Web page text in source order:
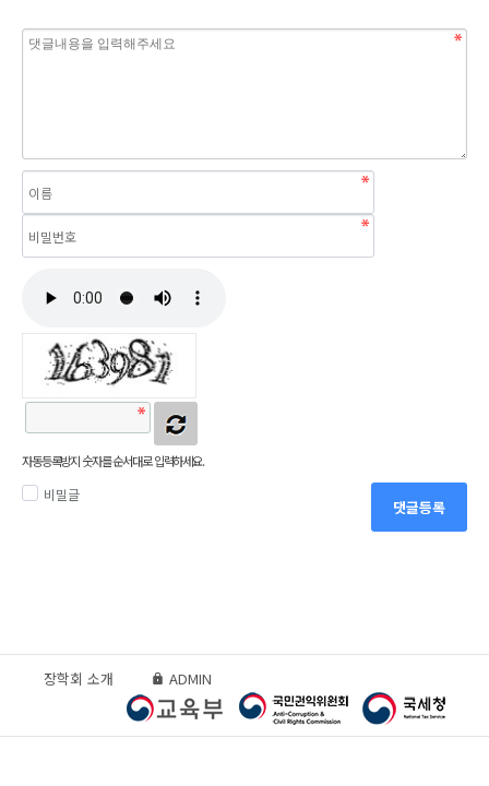
자동등록방지 숫자를 순서대로 입력하세요.
비밀글
댓글등록
장학회 소개 ADMIN